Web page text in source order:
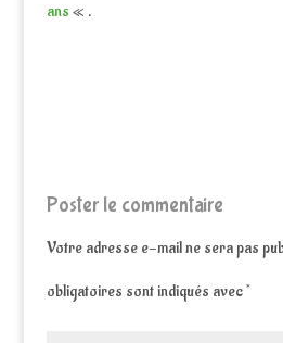
ans « .
Poster le commentaire
Votre adresse e-mail ne sera pas
obligatoires sont indiqués avec*